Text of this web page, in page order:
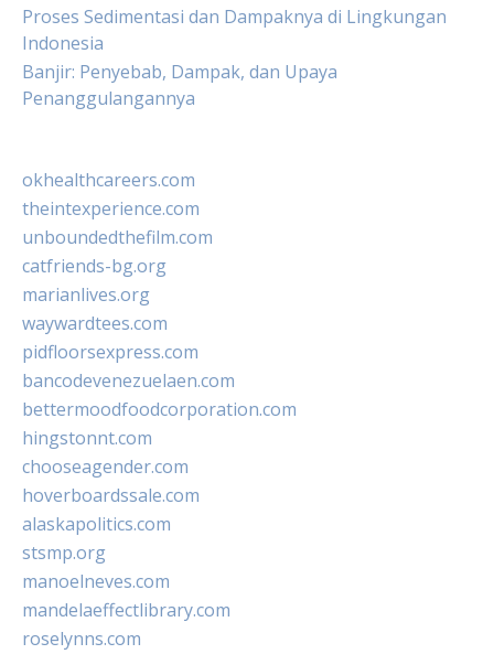
Proses Sedimentasi dan Dampaknya di Lingkungan
Indonesia
Banjir: Penyebab, Dampak, dan Upaya
Penanggulangannya
okhealthcareers.com
theintexperience.com
unboundedthefilm.com
catfriends-bg.org
marianlives.org
waywardtees.com
pidfloorsexpress.com
bancodevenezuelaen.com
bettermoodfoodcorporation.com
hingstonnt.com
chooseagender.com
hoverboardssale.com
alaskapolitics.com
stsmp.org
manoelneves.com
mandelaeffectlibrary.com
roselynns.com